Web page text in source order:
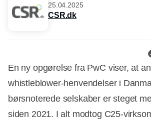
25.04.2025
CSR.dk
En ny opgørelse fra PwC viser, at
whistleblower-henvendelser i
børsnoterede selskaber er steget
siden 2021. I alt modtog C25-